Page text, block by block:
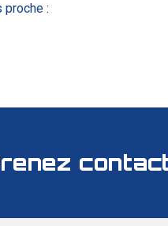
proche :